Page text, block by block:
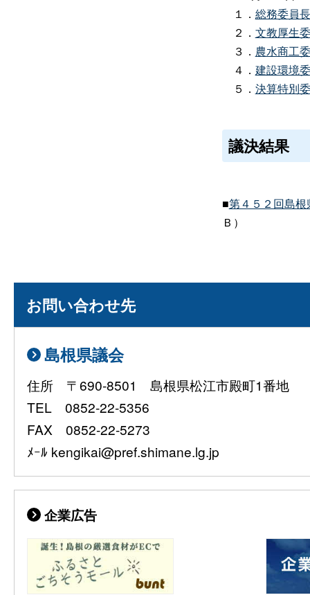
１． 総務委員
２． 文教厚生
３． 農水商工
４． 建設環境
５． 決算特別
議決結果
■第４５２回島
Ｂ）
お問い合わせ先
島根県議会
住所 〒690-8501 島根県松江市殿町1番地
TEL 0852-22-5356
FAX 0852-22-5273
ﾒｰﾙ kengikai@pref.shimane.lg.jp
企業広告